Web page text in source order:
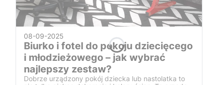
08-09-2025
Biurko i fotel do pokoju dziecięcego
i młodzieżowego – jak wybrać
najlepszy zestaw?
Dobrze urządzony pokój dziecka lub nastolatka to